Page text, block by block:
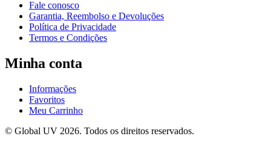
Fale conosco
Garantia, Reembolso e Devoluções
Política de Privacidade
Termos e Condições
Minha conta
Informações
Favoritos
Meu Carrinho
© Global UV 2026. Todos os direitos reservados.